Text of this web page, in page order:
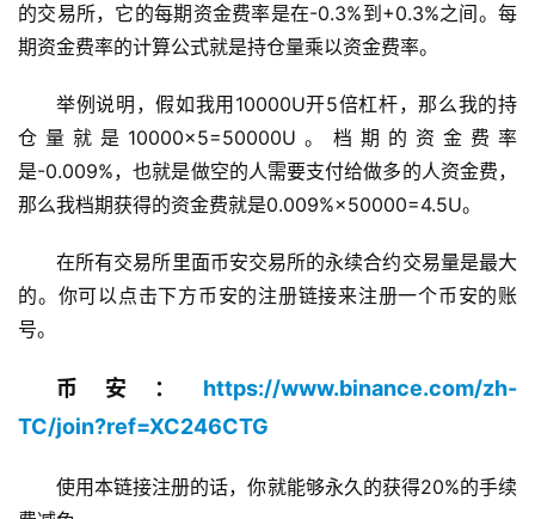
的交易所，它的每期资金费率是在-0.3%到+0.3%之间。每
期资金费率的计算公式就是持仓量乘以资金费率。
举例说明，假如我用10000U开5倍杠杆，那么我的持
仓量就是10000×5=50000U。档期的资金费率
是-0.009%，也就是做空的人需要支付给做多的人资金费，
那么我档期获得的资金费就是0.009%×50000=4.5U。
在所有交易所里面币安交易所的永续合约交易量是最大
的。你可以点击下方币安的注册链接来注册一个币安的账
号。
币安： https://www.binance.com/zh-
TC/join?ref=XC246CTG
使用本链接注册的话，你就能够永久的获得20%的手续